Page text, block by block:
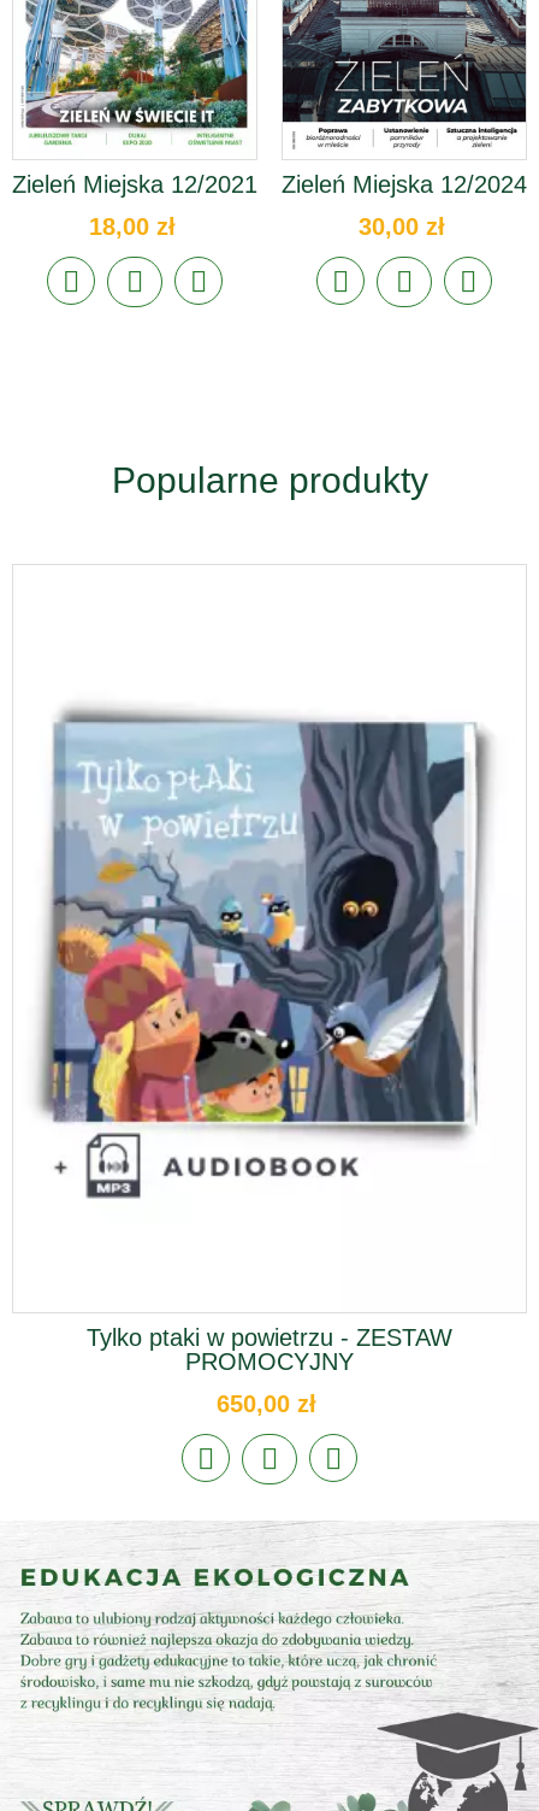
Zieleń Miejska 12/2021
18,00 zł
Zieleń Miejska 12/2024
30,00 zł
Popularne produkty
Tylko ptaki w powietrzu - ZESTAW
PROMOCYJNY
650,00 zł